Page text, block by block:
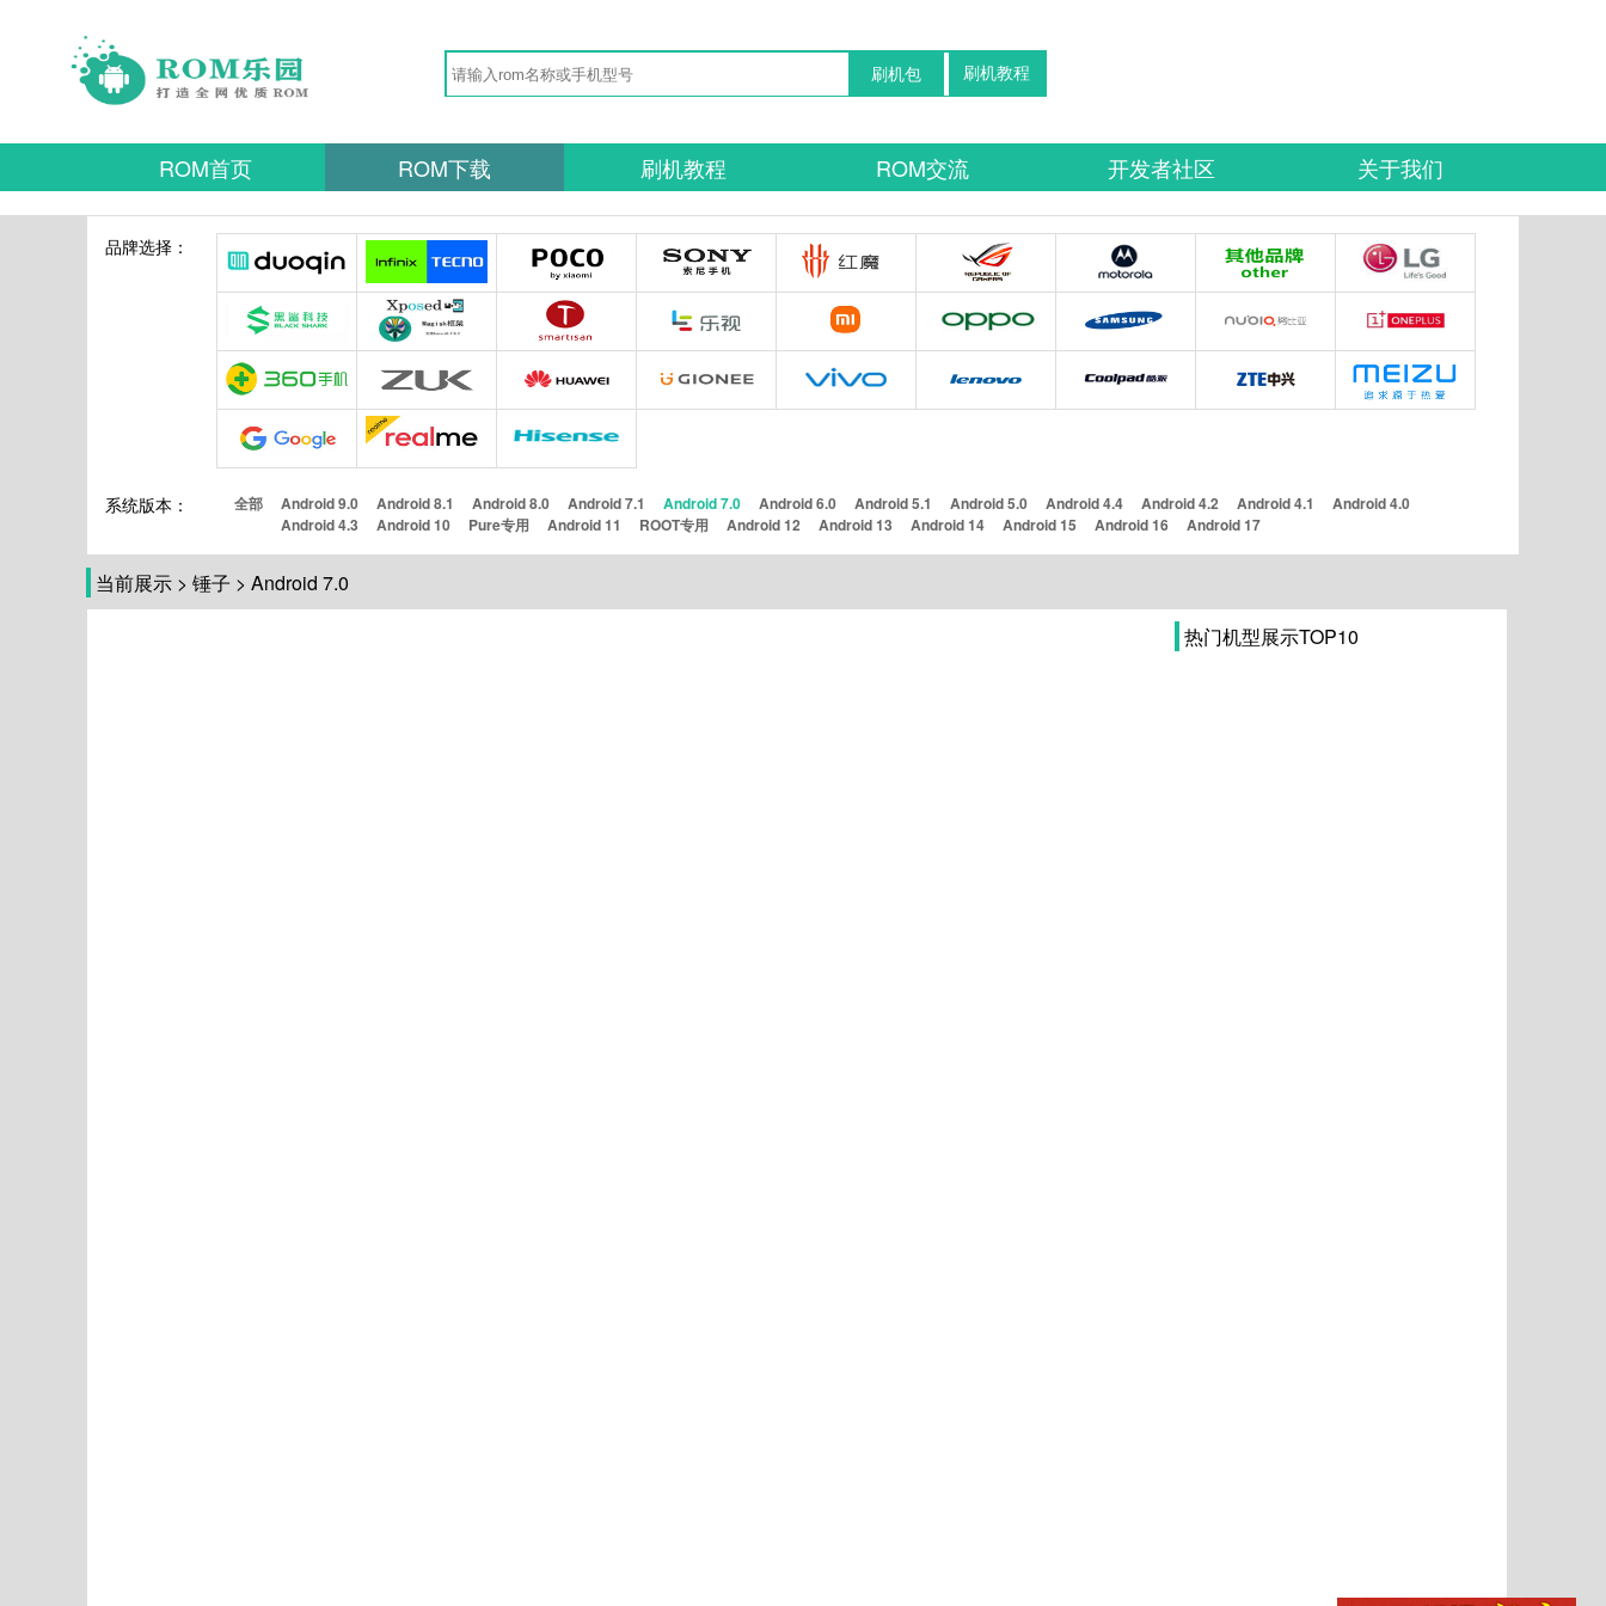
刷机教程
刷机包
ROM首页 ROM下载 刷机教程 ROM交流 开发者社区 关于我们
品牌选择：
系统版本： 全部 Android 9.0 Android 8.1 Android 8.0 Android 7.1 Android 7.0 Android 6.0 Android 5.1 Android 5.0 Android 4.4 Android 4.2 Android 4.1
Android 4.0
Android 4.3
Android 10 Pure专用 Android 11 ROOT专用 Android 12 Android 13 Android 14 Android 15 Android 16 Android 17
当前展示 > 锤子 > Android 7.0
热门机型展示TOP10